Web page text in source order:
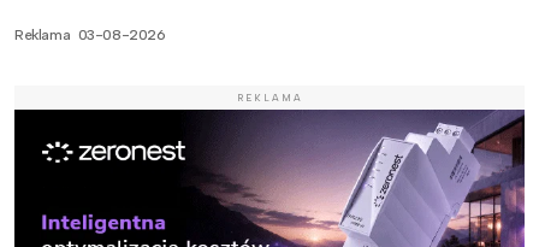
Reklama 03-08-2026
REKLAMA